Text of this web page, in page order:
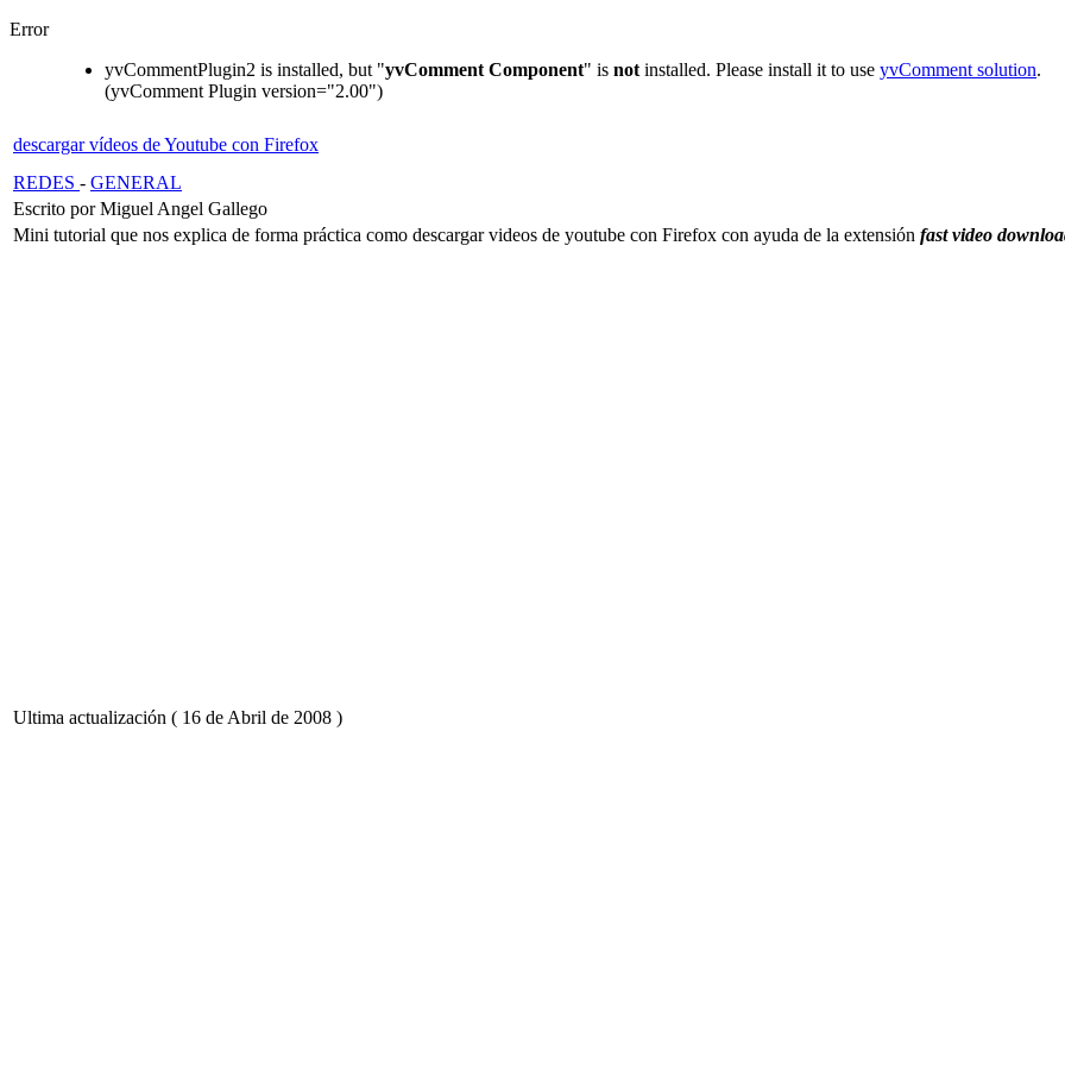
Error
yvCommentPlugin2 is installed, but "yvComment Component" is not installed. Please install it to use yvComment solution.
(yvComment Plugin version="2.00")
descargar vídeos de Youtube con Firefox
REDES - GENERAL
Escrito por Miguel Angel Gallego
Mini tutorial que nos explica de forma práctica como descargar videos de youtube con Firefox con ayuda de la extensión fast video
Ultima actualización ( 16 de Abril de 2008 )